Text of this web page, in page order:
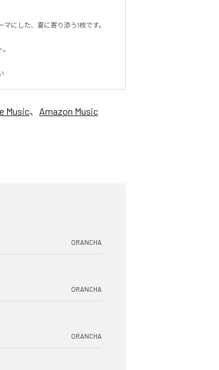
マにした、夏に寄り添う1枚です。
Music、 Amazon Music
ORANCHA
ORANCHA
ORANCHA